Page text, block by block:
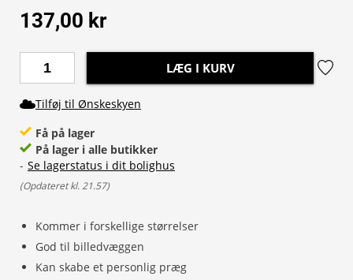
Kommer i forskellige størrelser
God til billedvæggen
Kan skabe et personlig præg
137,00 kr
LÆG I KURV
Tilføj til Ønskeskyen
Få på lager
På lager i alle butikker
- Se lagerstatus i dit bolighus
(Opdateret kl. 21.57)